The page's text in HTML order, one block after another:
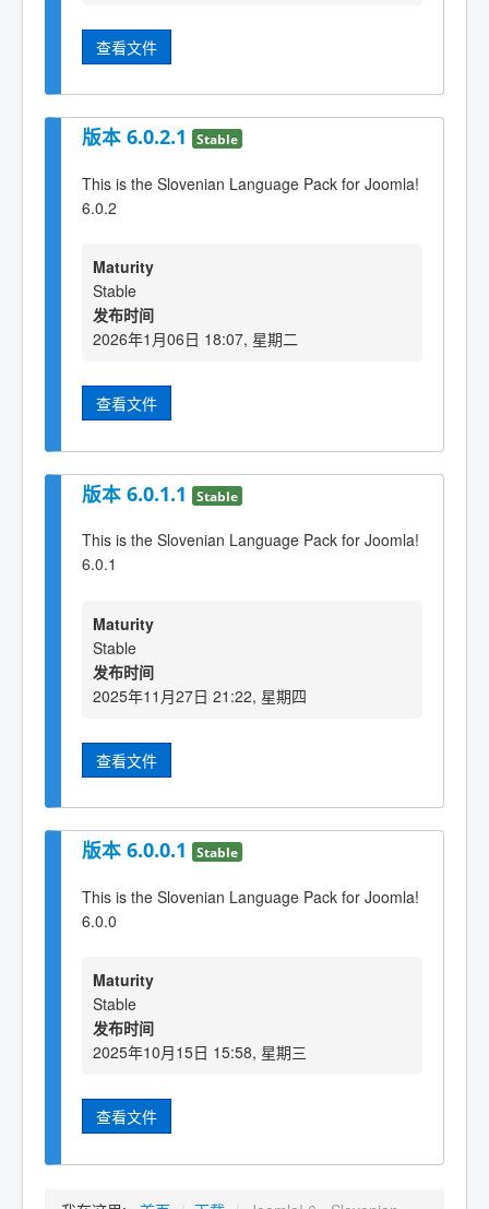
查看文件
版本 6.0.2.1 Stable
This is the Slovenian Language Pack for Joomla!
6.0.2
Maturity
Stable
发布时间
2026年1月06日 18:07, 星期二
查看文件
版本 6.0.1.1 Stable
This is the Slovenian Language Pack for Joomla!
6.0.1
Maturity
Stable
发布时间
2025年11月27日 21:22, 星期四
查看文件
版本 6.0.0.1 Stable
This is the Slovenian Language Pack for Joomla!
6.0.0
Maturity
Stable
发布时间
2025年10月15日 15:58, 星期三
查看文件